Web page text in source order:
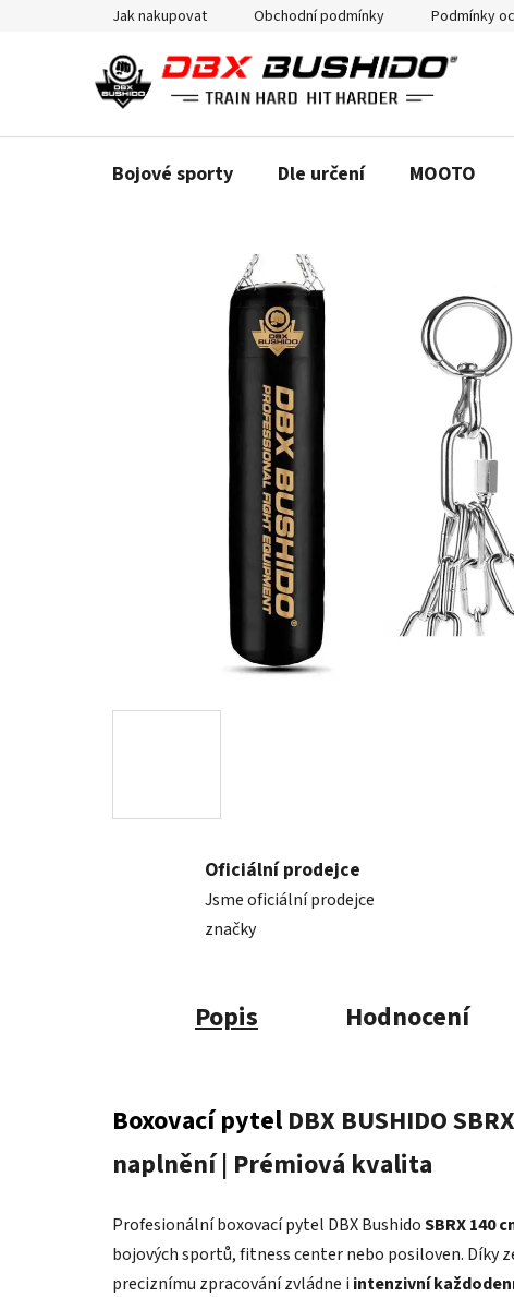
Jak nakupovat Obchodní podmínky Podmínky
Bojové sporty Dle určení MOOTO
Oficiální prodejce
Jsme oficiální prodejce
značky
Popis Hodnocení
Boxovací pytel DBX BUSHIDO
naplnění | Prémiová kvalita
Profesionální boxovací pytel DBX BushidoSBRX 140
bojových sportů, fitness center nebo posiloven. Díky
preciznímu zpracování zvládne i intenzivní